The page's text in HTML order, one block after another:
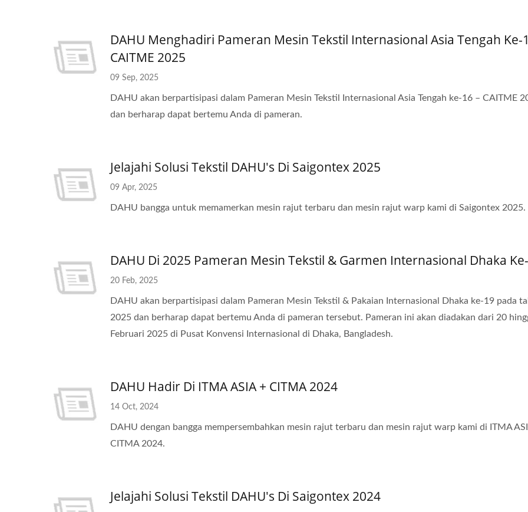
DAHU Menghadiri Pameran Mesin Tekstil Internasional Asia Tengah Ke-
CAITME 2025
09 Sep, 2025
DAHU akan berpartisipasi dalam Pameran Mesin Tekstil Internasional Asia Tengah ke-16 – CAITME
dan berharap dapat bertemu Anda di pameran.
Jelajahi Solusi Tekstil DAHU's Di Saigontex 2025
09 Apr, 2025
DAHU bangga untuk memamerkan mesin rajut terbaru dan mesin rajut warp kami di Saigontex 2025.
DAHU Di 2025 Pameran Mesin Tekstil & Garmen Internasional Dhaka
20 Feb, 2025
DAHU akan berpartisipasi dalam Pameran Mesin Tekstil & Pakaian Internasional Dhaka ke-19 pada
2025 dan berharap dapat bertemu Anda di pameran tersebut. Pameran ini akan diadakan dari 20
Februari 2025 di Pusat Konvensi Internasional di Dhaka, Bangladesh.
DAHU Hadir Di ITMA ASIA + CITMA 2024
14 Oct, 2024
DAHU dengan bangga mempersembahkan mesin rajut terbaru dan mesin rajut warp kami di ITMA
CITMA 2024.
Jelajahi Solusi Tekstil DAHU's Di Saigontex 2024